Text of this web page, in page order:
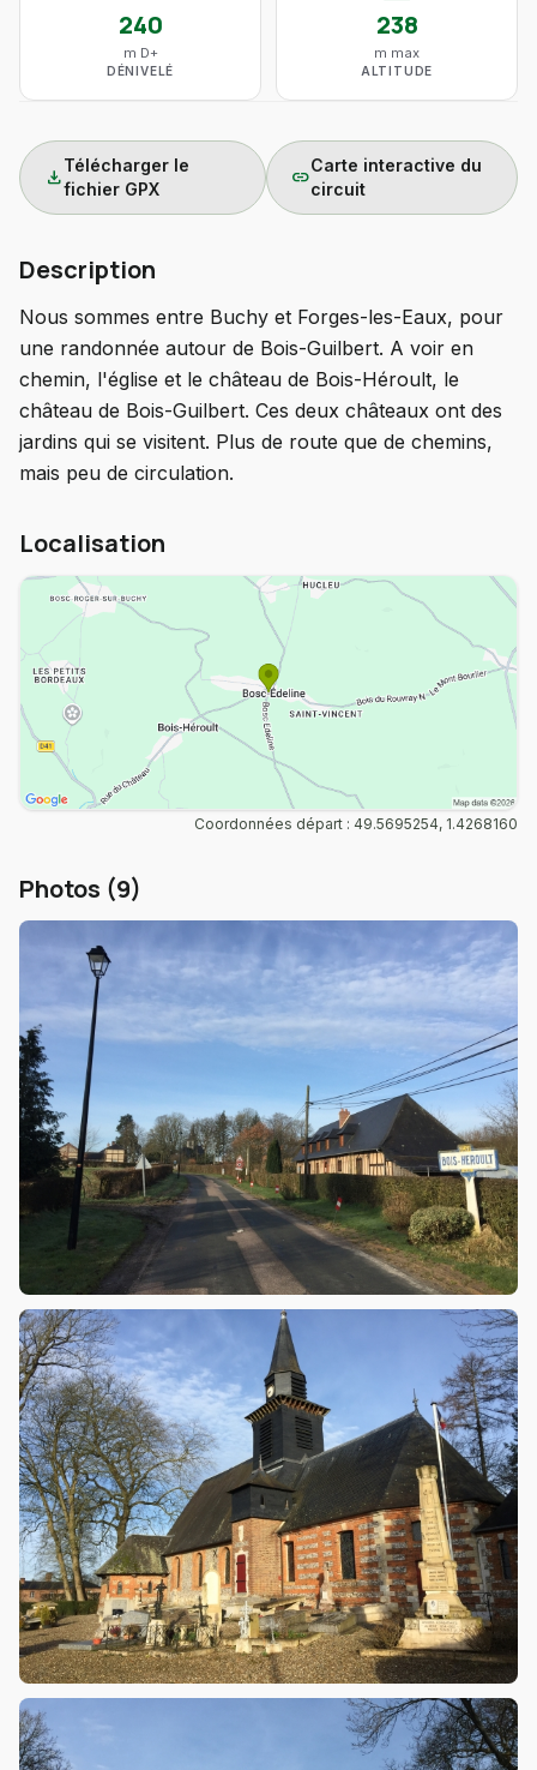
240
m D+
DÉNIVELÉ
238
m max
ALTITUDE
download
Télécharger le
fichier GPX
link
Carte interactive du
circuit
Description
Nous sommes entre Buchy et Forges-les-Eaux, pour
une randonnée autour de Bois-Guilbert. A voir en
chemin, l'église et le château de Bois-Héroult, le
château de Bois-Guilbert. Ces deux châteaux ont des
jardins qui se visitent. Plus de route que de chemins,
mais peu de circulation.
Localisation
Coordonnées départ : 49.5695254, 1.4268160
Photos (9)